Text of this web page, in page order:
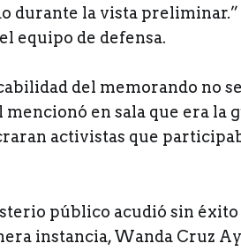
durante la vista preliminar.”
equipo de defensa.
del memorando no
mencionó en sala que era la
activistas que
público acudió sin
instancia, Wanda Cruz